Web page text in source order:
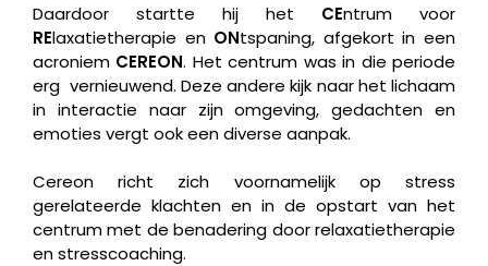
Daardoor startte hij het CEntrum voor
RElaxatietherapie en ONtspaning, afgekort in een
acroniem CEREON. Het centrum was in die periode
erg vernieuwend. Deze andere kijk naar het lichaam
in interactie naar zijn omgeving, gedachten en
emoties vergt ook een diverse aanpak.
Cereon richt zich voornamelijk op stress
gerelateerde klachten en in de opstart van het
centrum met de benadering door relaxatietherapie
en stresscoaching.